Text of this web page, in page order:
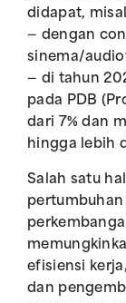
didapat,
— dengan
sinema/
— di tahun
pada PDB
dari 7% dan
hingga lebih
Salah satu
efisiensi
dan